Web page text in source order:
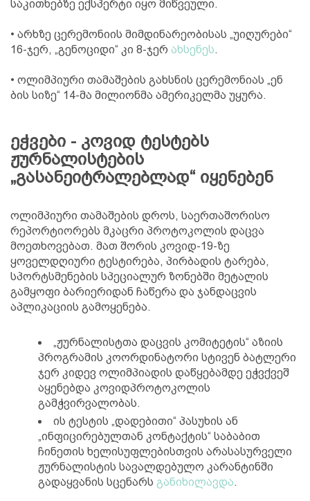
საკითხებზე ექსპერტი იყო მიწვეული.
• არხზე ცერემონიის მიმდინარეობისას „უიღურები“
16-ჯერ, „გენოციდი“ კი 8-ჯერ ახსენეს.
• ოლიმპიური თამაშების გახსნის ცერემონიას „ენ
ბის სიზე“ 14-მა მილიონმა ამერიკელმა უყურა.
ეჭვები - კოვიდ ტესტებს
ჟურნალისტების
„გასანეიტრალებლად“ იყენებენ
ოლიმპიური თამაშების დროს, საერთაშორისო
რეპორტიორებს მკაცრი პროტოკოლის დაცვა
მოეთხოვებათ. მათ შორის კოვიდ-19-ზე
ყოველდღიური ტესტირება, პირბადის ტარება,
სპორტსმენების სპეციალურ ზონებში მეტალის
გამყოფი ბარიერიდან ჩაწერა და ჯანდაცვის
აპლიკაციის გამოყენება.
„ჟურნალისტთა დაცვის კომიტეტის“ აზიის
პროგრამის კოორდინატორი სტივენ ბატლერი
ჯერ კიდევ ოლიმპიადის დაწყებამდე ეჭვქვეშ
აყენებდა კოვიდპროტოკოლის
გამჭვირვალობას.
ის ტესტის „დადებითი“ პასუხის ან
„ინფიცირებულთან კონტაქტის“ საბაბით
ჩინეთის ხელისუფლებისთვის არასასურველი
ჟურნალისტის სავალდებულო კარანტინში
გადაყვანის სცენარს განიხილავდა.